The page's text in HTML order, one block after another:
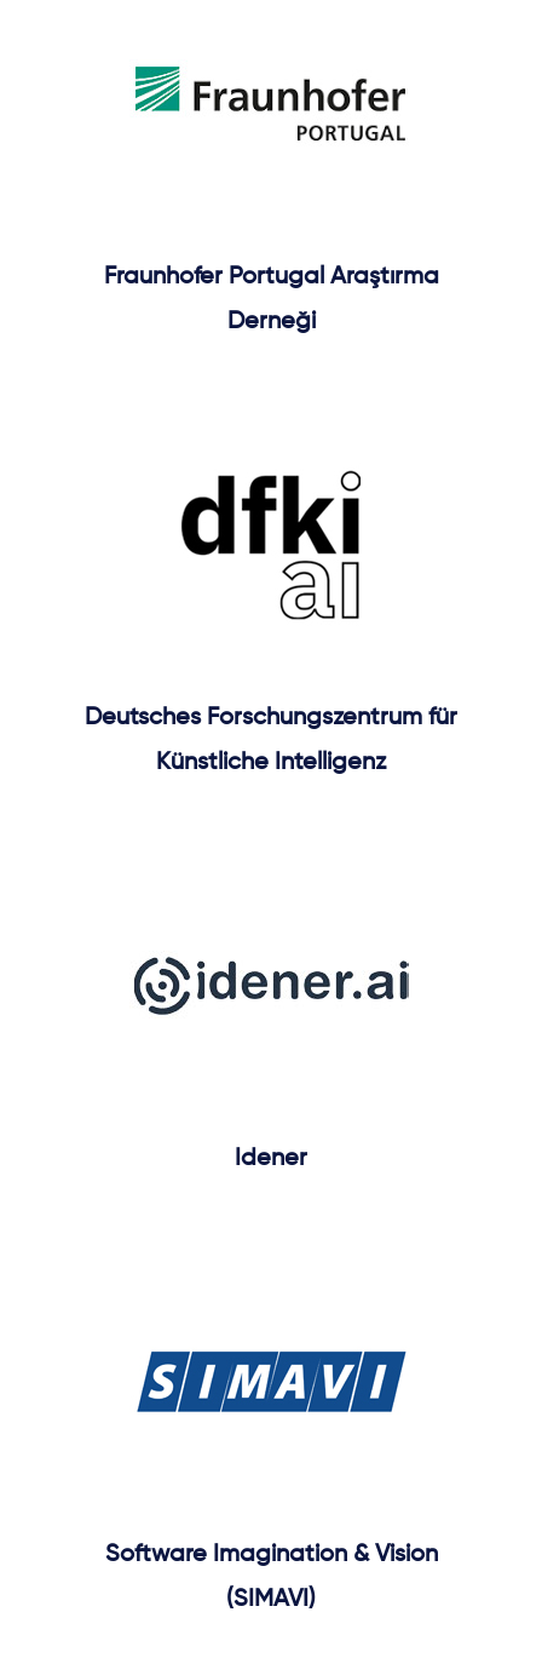
Fraunhofer Portugal Araştırma
Derneği
Deutsches Forschungszentrum für
Künstliche Intelligenz
Idener
Software Imagination & Vision
(SIMAVI)